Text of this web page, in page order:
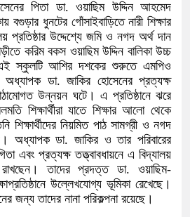
পিতা ডা. ওয়াছিম উদ্দিন আহমেদ
ধুনটের গোঁসাইবাড়িতে নারী শিক্ষার
প্রতিষ্ঠার উদ্দেশ্যে জমি ও নগদ অর্থ দান
করিম বকস ওয়াছিম উদ্দিন বালিকা উচ্চ
স্কুলটি আশির দশকের শুরুতে এমপিও
অধ্যাপক ডা. জাকির হোসেনের প্রত্যক্ষ
উন্নয়ন ঘটে। এ প্রতিষ্ঠানে ঝরে
শিক্ষার্থীরা যাতে শিক্ষার আলো থেকে
শিক্ষার্থীদের নিয়মিত পাঠ সামগ্রী ও নগদ
অধ্যাপক ডা. জাকির ও তার পরিবারের
এবং প্রত্যক্ষ তত্ত্বাবধায়নে এ বিদ্যালয়
রাখছেন। তাদের প্রদত্ত ডা. ওয়াছিম-
উল্লেখযোগ্য ভূমিকা রেখেছে।
জন্য তাদের নানা পরিকল্পনা রয়েছে।